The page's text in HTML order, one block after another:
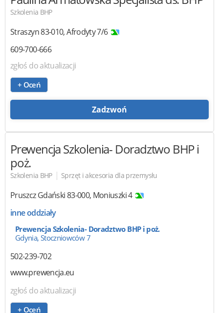
Szkolenia BHP
Straszyn83-010,Afrodyty 7/6
609-700-666
zgłoś do aktualizacji
+ Oceń
Zadzwoń
PrewencjaSzkolenia- Doradztwo BHP i
poż.
Szkolenia BHP | Sprzęt i akcesoria dla przemysłu
Pruszcz Gdański83-000, Moniuszki 4
inne oddziały
Prewencja Szkolenia- Doradztwo BHP i poż.
Gdynia, Stoczniowców 7
502-239-702
www.prewencja.eu
zgłoś do aktualizacji
+ Oceń